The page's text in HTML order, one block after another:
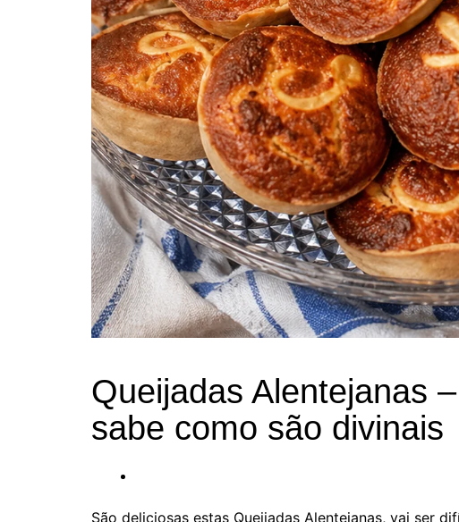
Queijadas Alentejanas
sabe como são divinais
São deliciosas estas Queijadas Alentejanas, vai ser